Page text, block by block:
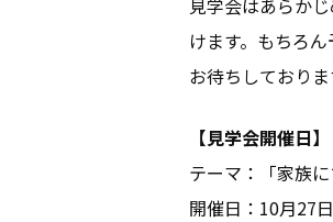
見学会はあらか
けます。もちろ
お待ちしておりま
【見学会開催日】
テーマ：「家族
開催日：10月27